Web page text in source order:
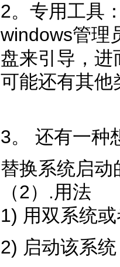
2。专用工具
windows管理
盘来引导，
可能还有其
3。 还有一种
替换系统启
（2）.用法
1) 用双系统
2) 启动该系